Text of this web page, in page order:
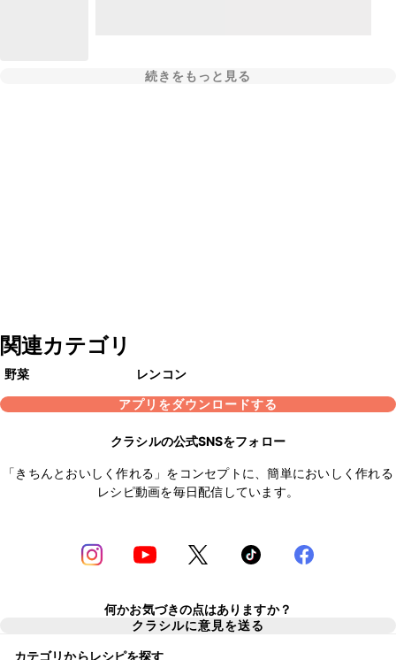
続きをもっと見る
関連カテゴリ
野菜
レンコン
アプリをダウンロードする
クラシルの公式SNSをフォロー
「きちんとおいしく作れる」をコンセプトに、簡単においしく作れる
レシピ動画を毎日配信しています。
何かお気づきの点はありますか？
クラシルに意見を送る
カテゴリからレシピを探す